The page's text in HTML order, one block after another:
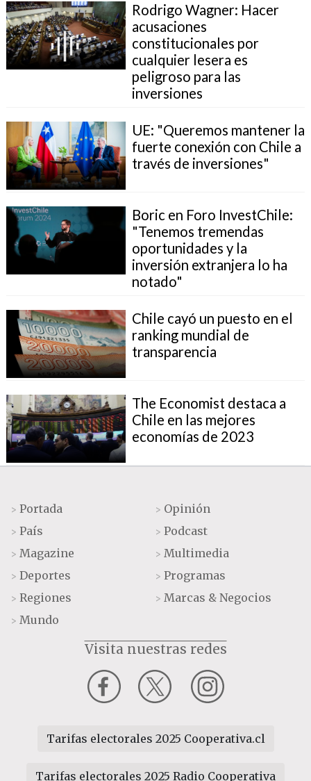
Rodrigo Wagner: Hacer
acusaciones
constitucionales por
cualquier lesera es
peligroso para las
inversiones
UE: "Queremos mantener la
fuerte conexión con Chile a
través de inversiones"
Boric en Foro InvestChile:
"Tenemos tremendas
oportunidades y la
inversión extranjera lo ha
notado"
Chile cayó un puesto en el
ranking mundial de
transparencia
The Economist destaca a
Chile en las mejores
economías de 2023
> Portada
> País
> Magazine
> Deportes
> Regiones
> Mundo
> Opinión
> Podcast
> Multimedia
> Programas
> Marcas & Negocios
Visita nuestras redes
Tarifas electorales 2025 Cooperativa.cl
Tarifas electorales 2025 Radio Cooperativa